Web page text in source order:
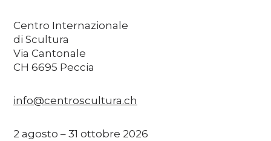
Centro Internazionale
di Scultura
Via Cantonale
CH 6695 Peccia
info@centroscultura.ch
2 agosto – 31 ottobre 2026